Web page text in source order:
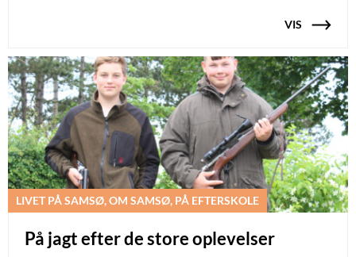
VIS
LIVET PÅ SAMSØ, OM SAMSØ, PÅ EFTERSKOLE
På jagt efter de store oplevelser